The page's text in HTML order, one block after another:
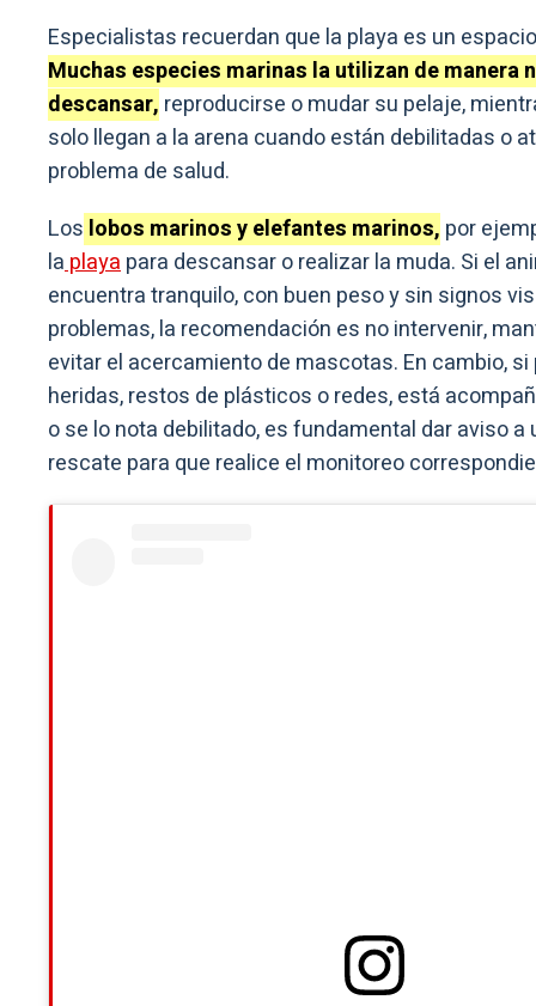
Especialistas recuerdan que la playa es un
Muchas especies marinas la utilizan de manera
descansar, reproducirse o mudar su pelaje,
solo llegan a la arena cuando están debilitadas o
problema de salud.
Los lobos marinos y elefantes marinos, por
laplayapara descansar o realizar la muda. Si el
encuentra tranquilo, con buen peso y sin signos
problemas, la recomendación es no intervenir,
evitar el acercamiento de mascotas. En cambio,
heridas, restos de plásticos o redes, está
o se lo nota debilitado, es fundamental dar aviso a
rescate para que realice el monitoreo